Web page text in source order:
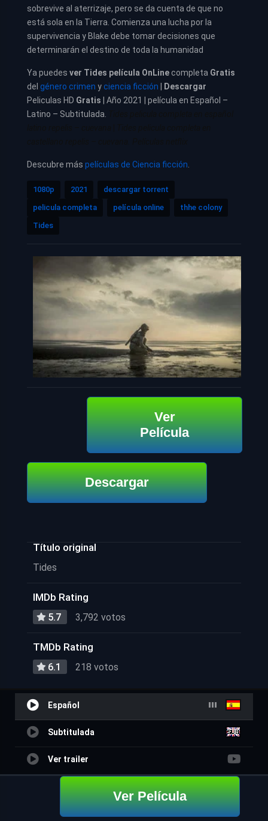
sobrevive al aterrizaje, pero se da cuenta de que no
está sola en la Tierra. Comienza una lucha por la
supervivencia y Blake debe tomar decisiones que
determinarán el destino de toda la humanidad
Ya puedes ver Tides película OnLinecompleta Gratis
del género crimen yciencia ficción
Descargar
Peliculas HD Gratis | Año 2021 | película en Español –
Latino – Subtitulada.
Descubre más películas de Ciencia ficción
1080p 2021
descargar torrent
pelicula completa
película online
thhe colony
Tides
Ver
Película
Descargar
Título original
Tides
IMDb Rating
5.7 3,792 votos
TMDb Rating
6.1 218 votos
Español
Subtitulada
Ver trailer
Ver Película